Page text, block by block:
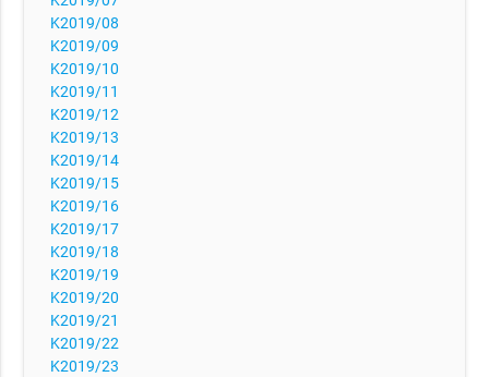
K2019/08
K2019/09
K2019/10
K2019/11
K2019/12
K2019/13
K2019/14
K2019/15
K2019/16
K2019/17
K2019/18
K2019/19
K2019/20
K2019/21
K2019/22
K2019/23